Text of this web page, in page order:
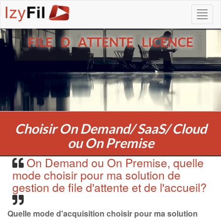
FILE D ATTENTE LICENCE
Choisir On Demand/ SaaS/ Cloud
ou On Premise
On Demand ou On Premise, quelle
mode choisir pour ma solution de
gestion de file d'attente et de l'accueil?
Quelle mode d'acquisition choisir pour ma solution